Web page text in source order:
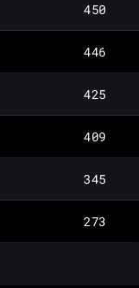
450
446
425
409
345
273